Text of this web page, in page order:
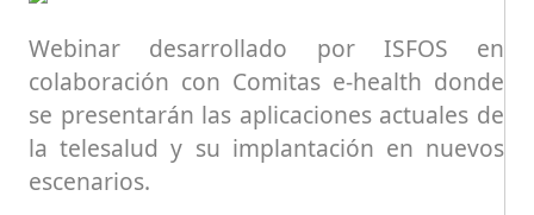
Webinar desarrollado por ISFOS en
colaboración con Comitas e-health donde
se presentarán las aplicaciones actuales de
la telesalud y su implantación en nuevos
escenarios.